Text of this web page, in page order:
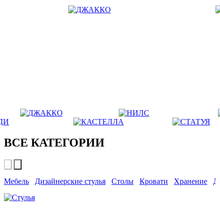
ВСЕ КАТЕГОРИИ
Мебель Дизайнерские стулья Столы Кровати Хранение